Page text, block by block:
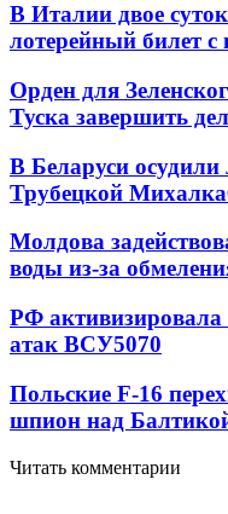
В Италии двое
лотерейный билет
Орден для
Туска завершить
В Беларуси
Трубецкой Михалка
Молдова
воды из-за
РФ
атак ВСУ5070
Польские F-16
шпион над
Читать комментарии